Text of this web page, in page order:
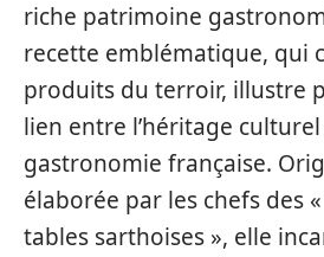
riche patrimoine
recette emblématique, qui
produits du terroir, illustre
lien entre l’héritage
gastronomie française.
élaborée par les chefs des
tables sarthoises », elle